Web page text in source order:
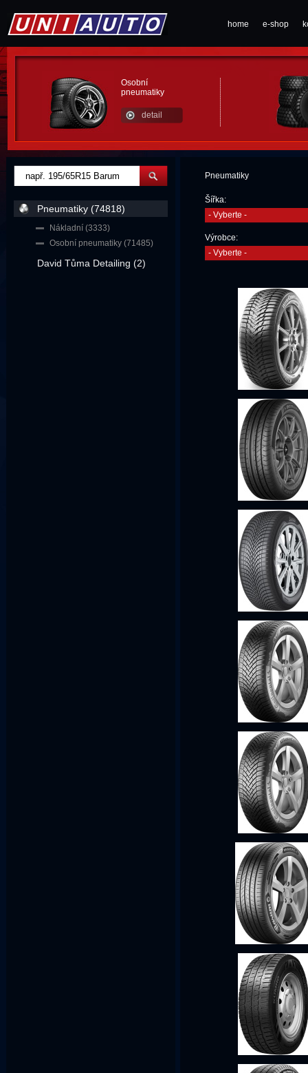
home e-shop
Osobní
pneumatiky
detail
Pneumatiky
Šířka:
- Vyberte -
Výrobce:
- Vyberte -
Pneumatiky (74818)
Nákladní (3333)
Osobní pneumatiky (71485)
David Tůma Detailing (2)